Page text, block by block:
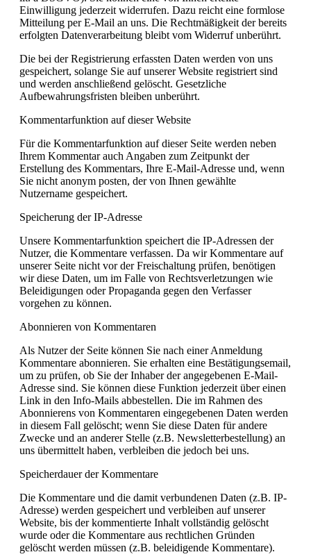
Einwilligung jederzeit widerrufen. Dazu reicht eine formlose
Mitteilung per E-Mail an uns. Die Rechtmäßigkeit der bereits
erfolgten Datenverarbeitung bleibt vom Widerruf unberührt.
Die bei der Registrierung erfassten Daten werden von uns
gespeichert, solange Sie auf unserer Website registriert sind
und werden anschließend gelöscht. Gesetzliche
Aufbewahrungsfristen bleiben unberührt.
Kommentarfunktion auf dieser Website
Für die Kommentarfunktion auf dieser Seite werden neben
Ihrem Kommentar auch Angaben zum Zeitpunkt der
Erstellung des Kommentars, Ihre E-Mail-Adresse und, wenn
Sie nicht anonym posten, der von Ihnen gewählte
Nutzername gespeichert.
Speicherung der IP-Adresse
Unsere Kommentarfunktion speichert die IP-Adressen der
Nutzer, die Kommentare verfassen. Da wir Kommentare auf
unserer Seite nicht vor der Freischaltung prüfen, benötigen
wir diese Daten, um im Falle von Rechtsverletzungen wie
Beleidigungen oder Propaganda gegen den Verfasser
vorgehen zu können.
Abonnieren von Kommentaren
Als Nutzer der Seite können Sie nach einer Anmeldung
Kommentare abonnieren. Sie erhalten eine Bestätigungsemail,
um zu prüfen, ob Sie der Inhaber der angegebenen E-Mail-
Adresse sind. Sie können diese Funktion jederzeit über einen
Link in den Info-Mails abbestellen. Die im Rahmen des
Abonnierens von Kommentaren eingegebenen Daten werden
in diesem Fall gelöscht; wenn Sie diese Daten für andere
Zwecke und an anderer Stelle (z.B. Newsletterbestellung) an
uns übermittelt haben, verbleiben die jedoch bei uns.
Speicherdauer der Kommentare
Die Kommentare und die damit verbundenen Daten (z.B. IP-
Adresse) werden gespeichert und verbleiben auf unserer
Website, bis der kommentierte Inhalt vollständig gelöscht
wurde oder die Kommentare aus rechtlichen Gründen
gelöscht werden müssen (z.B. beleidigende Kommentare).